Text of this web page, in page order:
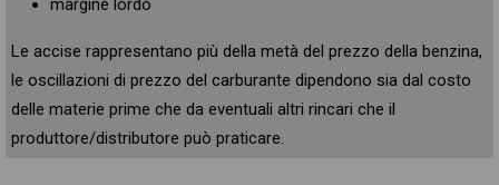
margine lordo
Le accise rappresentano più della metà del prezzo della benzina,
le oscillazioni di prezzo del carburante dipendono sia dal costo
delle materie prime che da eventuali altri rincari che il
produttore/distributore può praticare.